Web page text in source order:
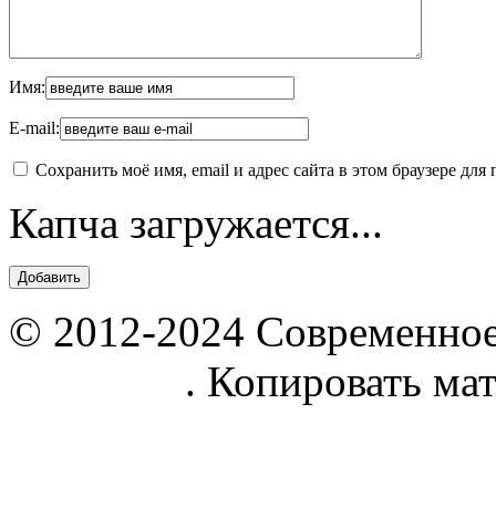
Имя:
E-mail:
Сохранить моё имя, email и адрес сайта в этом браузере
Капча загружается...
© 2012-2024
. Копировать